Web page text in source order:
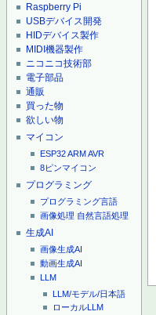
Raspberry Pi
USBデバイス開発
HIDデバイス製作
MIDI機器製作
ニコニコ技術部
電子部品
通販
買った物
欲しい物
マイコン
ESP32ARMAVR
8ピンマイコン
プログラミング
プログラミング言語
画像処理 自然言語処理
生成AI
画像生成AI
動画生成AI
LLM
LLM/モデル/日本語
ローカルLLM